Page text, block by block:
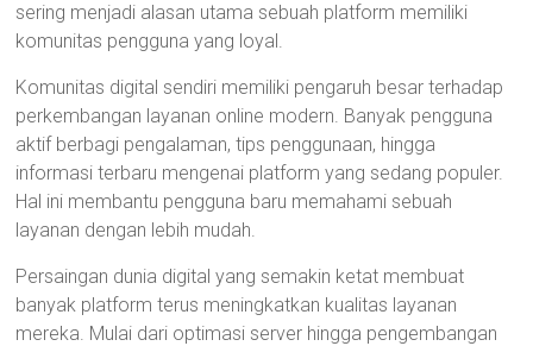
sering menjadi alasan utama sebuah platform memiliki
komunitas pengguna yang loyal.
Komunitas digital sendiri memiliki pengaruh besar terhadap
perkembangan layanan online modern. Banyak pengguna
aktif berbagi pengalaman, tips penggunaan, hingga
informasi terbaru mengenai platform yang sedang populer.
Hal ini membantu pengguna baru memahami sebuah
layanan dengan lebih mudah.
Persaingan dunia digital yang semakin ketat membuat
banyak platform terus meningkatkan kualitas layanan
mereka. Mulai dari optimasi server hingga pengembangan